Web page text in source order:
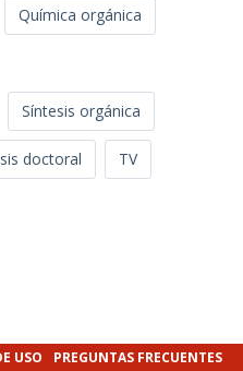
Química orgánica
Síntesis orgánica
doctoral TV
USO PREGUNTAS FRECUENTES